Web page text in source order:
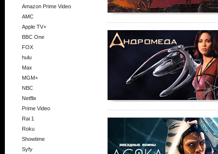
Amazon Prime Video
AMC
Apple TV+
BBC One
FOX
hulu
Max
MGM+
NBC
Netflix
Prime Video
Rai 1
Roku
Showtime
Syfy